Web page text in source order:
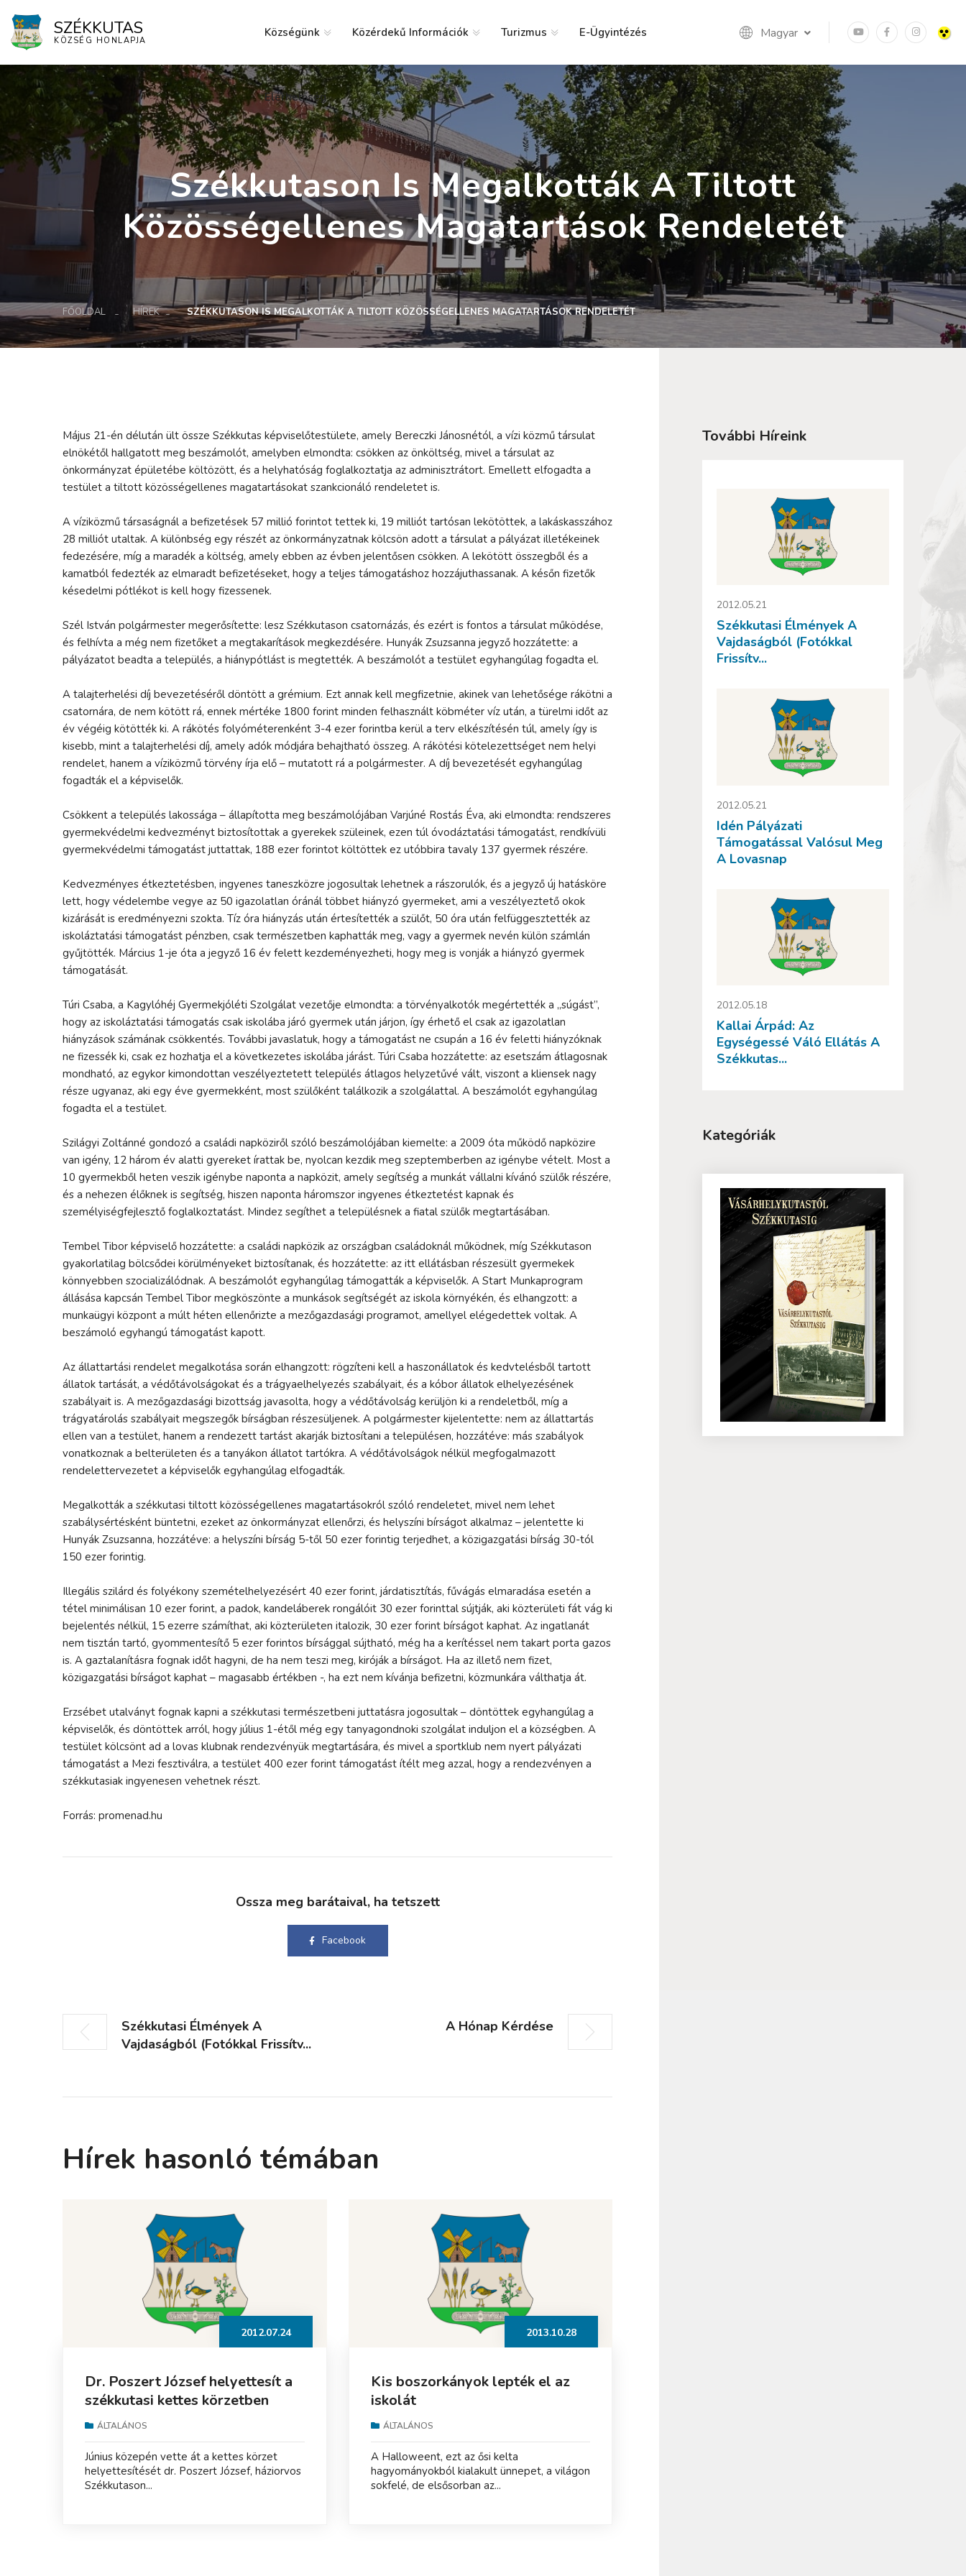
SZÉKKUTAS
KÖZSÉG HONLAPJA Magyar
Községünk Közérdekű Információk Turizmus E-Ügyintézés
Elérhetőség
Székkutason Is Megalkották A Tiltott
Közösségellenes Magatartások Rendeletét
FŐOLDAL HÍREK SZÉKKUTASON IS MEGALKOTTÁK A TILTOTT KÖZÖSSÉGELLENES MAGATARTÁSOK RENDELETÉT
Május 21-én délután ült össze Székkutas képviselőtestülete, amely Bereczki Jánosnétól, a vízi közmű társulat
elnökétől hallgatott meg beszámolót, amelyben elmondta: csökken az önköltség, mivel a társulat az
önkormányzat épületébe költözött, és a helyhatóság foglalkoztatja az adminisztrátort. Emellett elfogadta a
testület a tiltott közösségellenes magatartásokat szankcionáló rendeletet is.
A víziközmű társaságnál a befizetések 57 millió forintot tettek ki, 19 milliót tartósan lekötöttek, a lakáskasszához
28 milliót utaltak. A különbség egy részét az önkormányzatnak kölcsön adott a társulat a pályázat illetékeinek
fedezésére, míg a maradék a költség, amely ebben az évben jelentősen csökken. A lekötött összegből és a
kamatból fedezték az elmaradt befizetéseket, hogy a teljes támogatáshoz hozzájuthassanak. A későn fizetők
késedelmi pótlékot is kell hogy fizessenek.
Szél István polgármester megerősítette: lesz Székkutason csatornázás, és ezért is fontos a társulat működése,
és felhívta a még nem fizetőket a megtakarítások megkezdésére. Hunyák Zsuzsanna jegyző hozzátette: a
pályázatot beadta a település, a hiánypótlást is megtették. A beszámolót a testület egyhangúlag fogadta el.
A talajterhelési díj bevezetéséről döntött a grémium. Ezt annak kell megfizetnie, akinek van lehetősége rákötni a
csatornára, de nem kötött rá, ennek mértéke 1800 forint minden felhasznált köbméter víz után, a türelmi időt az
év végéig kötötték ki. A rákötés folyóméterenként 3-4 ezer forintba kerül a terv elkészítésén túl, amely így is
kisebb, mint a talajterhelési díj, amely adók módjára behajtható összeg. A rákötési kötelezettséget nem helyi
rendelet, hanem a víziközmű törvény írja elő – mutatott rá a polgármester. A díj bevezetését egyhangúlag
fogadták el a képviselők.
Csökkent a település lakossága – állapította meg beszámolójában Varjúné Rostás Éva, aki elmondta: rendszeres
gyermekvédelmi kedvezményt biztosítottak a gyerekek szüleinek, ezen túl óvodáztatási támogatást, rendkívüli
gyermekvédelmi támogatást juttattak, 188 ezer forintot költöttek ez utóbbira tavaly 137 gyermek részére.
Kedvezményes étkeztetésben, ingyenes taneszközre jogosultak lehetnek a rászorulók, és a jegyző új hatásköre
lett, hogy védelembe vegye az 50 igazolatlan óránál többet hiányzó gyermeket, ami a veszélyeztető okok
kizárását is eredményezni szokta. Tíz óra hiányzás után értesítették a szülőt, 50 óra után felfüggesztették az
iskoláztatási támogatást pénzben, csak természetben kaphatták meg, vagy a gyermek nevén külön számlán
gyűjtötték. Március 1-je óta a jegyző 16 év felett kezdeményezheti, hogy meg is vonják a hiányzó gyermek
támogatását.
Túri Csaba, a Kagylóhéj Gyermekjóléti Szolgálat vezetője elmondta: a törvényalkotók megértették a „súgást”,
hogy az iskoláztatási támogatás csak iskolába járó gyermek után járjon, így érhető el csak az igazolatlan
hiányzások számának csökkentés. További javaslatuk, hogy a támogatást ne csupán a 16 év feletti hiányzóknak
ne fizessék ki, csak ez hozhatja el a következetes iskolába járást. Túri Csaba hozzátette: az esetszám átlagosnak
mondható, az egykor kimondottan veszélyeztetett település átlagos helyzetűvé vált, viszont a kliensek nagy
része ugyanaz, aki egy éve gyermekként, most szülőként találkozik a szolgálattal. A beszámolót egyhangúlag
fogadta el a testület.
Szilágyi Zoltánné gondozó a családi napköziről szóló beszámolójában kiemelte: a 2009 óta működő napközire
van igény, 12 három év alatti gyereket írattak be, nyolcan kezdik meg szeptemberben az igénybe vételt. Most a
10 gyermekből heten veszik igénybe naponta a napközit, amely segítség a munkát vállalni kívánó szülők részére,
és a nehezen élőknek is segítség, hiszen naponta háromszor ingyenes étkeztetést kapnak és
személyiségfejlesztő foglalkoztatást. Mindez segíthet a településnek a fiatal szülők megtartásában.
Tembel Tibor képviselő hozzátette: a családi napközik az országban családoknál működnek, míg Székkutason
gyakorlatilag bölcsődei körülményeket biztosítanak, és hozzátette: az itt ellátásban részesült gyermekek
könnyebben szocializálódnak. A beszámolót egyhangúlag támogatták a képviselők. A Start Munkaprogram
állásása kapcsán Tembel Tibor megköszönte a munkások segítségét az iskola környékén, és elhangzott: a
munkaügyi központ a múlt héten ellenőrizte a mezőgazdasági programot, amellyel elégedettek voltak. A
beszámoló egyhangú támogatást kapott.
Az állattartási rendelet megalkotása során elhangzott: rögzíteni kell a haszonállatok és kedvtelésből tartott
állatok tartását, a védőtávolságokat és a trágyaelhelyezés szabályait, és a kóbor állatok elhelyezésének
szabályait is. A mezőgazdasági bizottság javasolta, hogy a védőtávolság kerüljön ki a rendeletből, míg a
trágyatárolás szabályait megszegők bírságban részesüljenek. A polgármester kijelentette: nem az állattartás
ellen van a testület, hanem a rendezett tartást akarják biztosítani a településen, hozzátéve: más szabályok
vonatkoznak a belterületen és a tanyákon állatot tartókra. A védőtávolságok nélkül megfogalmazott
rendelettervezetet a képviselők egyhangúlag elfogadták.
Megalkották a székkutasi tiltott közösségellenes magatartásokról szóló rendeletet, mivel nem lehet
szabálysértésként büntetni, ezeket az önkormányzat ellenőrzi, és helyszíni bírságot alkalmaz – jelentette ki
Hunyák Zsuzsanna, hozzátéve: a helyszíni bírság 5-től 50 ezer forintig terjedhet, a közigazgatási bírság 30-tól
150 ezer forintig.
Illegális szilárd és folyékony szemételhelyezésért 40 ezer forint, járdatisztítás, fűvágás elmaradása esetén a
tétel minimálisan 10 ezer forint, a padok, kandeláberek rongálóit 30 ezer forinttal sújtják, aki közterületi fát vág ki
bejelentés nélkül, 15 ezerre számíthat, aki közterületen italozik, 30 ezer forint bírságot kaphat. Az ingatlanát
nem tisztán tartó, gyommentesítő 5 ezer forintos bírsággal sújtható, még ha a kerítéssel nem takart porta gazos
is. A gaztalanításra fognak időt hagyni, de ha nem teszi meg, kiróják a bírságot. Ha az illető nem fizet,
közigazgatási bírságot kaphat – magasabb értékben -, ha ezt nem kívánja befizetni, közmunkára válthatja át.
Erzsébet utalványt fognak kapni a székkutasi természetbeni juttatásra jogosultak – döntöttek egyhangúlag a
képviselők, és döntöttek arról, hogy július 1-étől még egy tanyagondnoki szolgálat induljon el a községben. A
testület kölcsönt ad a lovas klubnak rendezvényük megtartására, és mivel a sportklub nem nyert pályázati
támogatást a Mezi fesztiválra, a testület 400 ezer forint támogatást ítélt meg azzal, hogy a rendezvényen a
székkutasiak ingyenesen vehetnek részt.
Forrás: promenad.hu
Ossza meg barátaival, ha tetszett
Facebook
Székkutasi Élmények A
Vajdaságból (fotókkal Frissítv...
A Hónap Kérdése
Hírek hasonló témában
2012.07.24
Dr. Poszert József helyettesít a
székkutasi kettes körzetben
ÁLTALÁNOS
Június közepén vette át a kettes körzet
helyettesítését dr. Poszert József, háziorvos
Székkutason...
2013.10.28
Kis boszorkányok lepték el az
iskolát
ÁLTALÁNOS
A Halloweent, ezt az ősi kelta
hagyományokból kialakult ünnepet, a világon
sokfelé, de elsősorban az...
További Híreink
2012.05.21
Székkutasi Élmények A
Vajdaságból (fotókkal
Frissítv...
2012.05.21
Idén Pályázati
Támogatással Valósul Meg
A Lovasnap
2012.05.18
Kallai Árpád: Az
Egységessé Váló Ellátás A
Székkutas...
Kategóriák